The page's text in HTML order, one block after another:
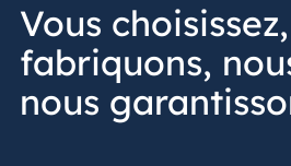
Vous
fabriquons,
nous